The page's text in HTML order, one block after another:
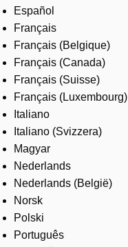
Español
Français
Français (Belgique)
Français (Canada)
Français (Suisse)
Français (Luxembourg)
Italiano
Italiano (Svizzera)
Magyar
Nederlands
Nederlands (België)
Norsk
Polski
Português